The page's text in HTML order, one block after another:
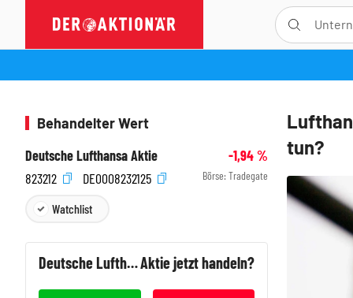
tun?
Behandelter Wert
Deutsche Lufthansa Aktie
-1,94%
823212
DE0008232125 Börse: Tradegate
Watchlist
Deutsche LufthansaAktie jetzt handeln?